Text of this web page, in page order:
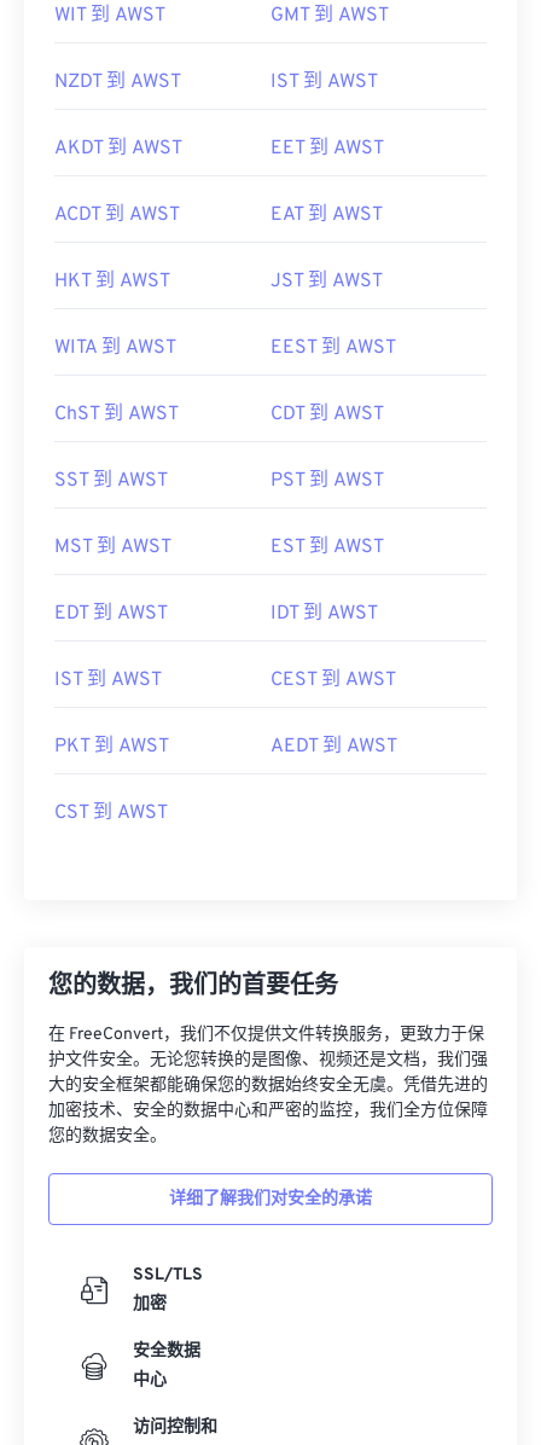
WIT 到 AWST GMT 到 AWST
NZDT 到 AWST IST 到 AWST
AKDT 到 AWST EET 到 AWST
ACDT 到 AWST EAT 到 AWST
HKT 到 AWST JST 到 AWST
WITA 到 AWST EEST 到 AWST
ChST 到 AWST CDT 到 AWST
SST 到 AWST PST 到 AWST
MST 到 AWST EST 到 AWST
EDT 到 AWST IDT 到 AWST
IST 到 AWST CEST 到 AWST
PKT 到 AWST AEDT 到 AWST
CST 到 AWST
您的数据，我们的首要任务
在 FreeConvert，我们不仅提供文件转换服务，更致力于保
护文件安全。无论您转换的是图像、视频还是文档，我们强
大的安全框架都能确保您的数据始终安全无虞。凭借先进的
加密技术、安全的数据中心和严密的监控，我们全方位保障
您的数据安全。
详细了解我们对安全的承诺
SSL/TLS
加密
安全数据
中心
访问控制和